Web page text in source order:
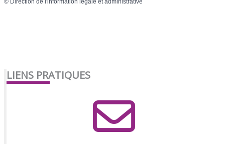
© Direction de l'information légale et administrative
LIENS PRATIQUES